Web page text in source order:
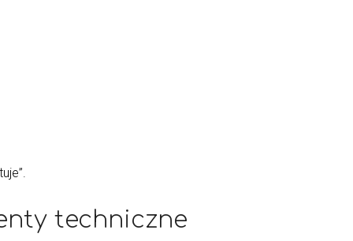
techniczne